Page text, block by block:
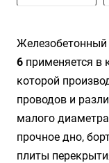
6 применяется в
которой
проводов и
малого
прочное дно,
плиты